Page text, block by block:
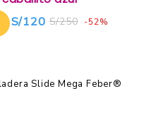
S/250
S/120 -52%